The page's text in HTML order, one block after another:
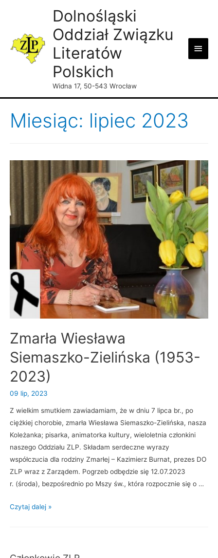
Dolnośląski
Oddział Związku
Literatów
Polskich
Widna 17, 50-543 Wrocław
Main
Miesiąc: lipiec 2023
Zmarła Wiesława
Siemaszko-Zielińska (1953-
2023)
09 lip, 2023
Z wielkim smutkiem zawiadamiam, że w dniu 7 lipca br., po
ciężkiej chorobie, zmarła Wiesława Siemaszko-Zielińska, nasza
Koleżanka; pisarka, animatorka kultury, wieloletnia członkini
naszego Oddziału ZLP. Składam serdeczne wyrazy
współczucia dla rodziny Zmarłej – Kazimierz Burnat, prezes DO
ZLP wraz z Zarządem. Pogrzeb odbędzie się 12.07.2023
r. (środa), bezpośrednio po Mszy św., która rozpocznie się o …
Z
ł
Czytaj dalej »